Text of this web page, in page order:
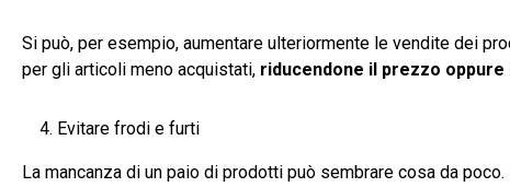
Si può, per esempio, aumentare ulteriormente le vendite dei
per gli articoli meno acquistati, riducendone il prezzo
Evitare frodi e furti
La mancanza di un paio di prodotti può sembrare cosa da